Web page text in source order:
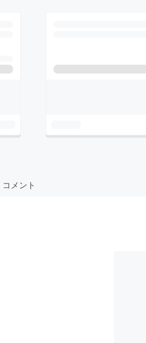
コメント